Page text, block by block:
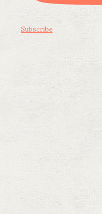
Subscribe